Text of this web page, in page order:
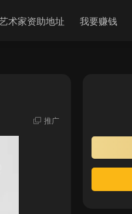
术家资助地址 我要赚钱
推广